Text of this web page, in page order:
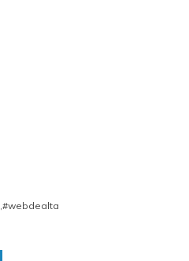
,#webdealta